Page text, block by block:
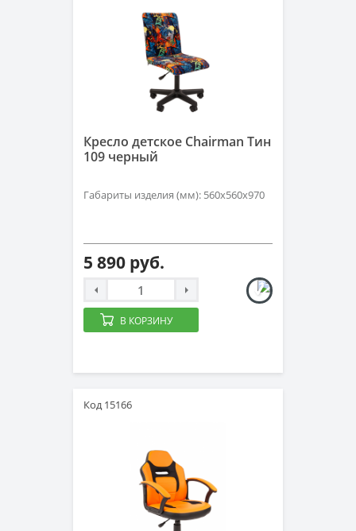
Кресло детское Chairman Тин
109 черный
Габариты изделия (мм): 560x560x970
5 890 руб.
В КОРЗИНУ
Код 15166